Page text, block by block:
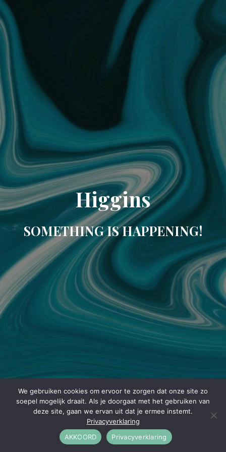
Higgins
SOMETHING IS HAPPENING!
We gebruiken cookies om ervoor te zorgen dat onze site zo
soepel mogelijk draait. Als je doorgaat met het gebruiken van
deze site, gaan we ervan uit dat je ermee instemt.
Privacyverklaring
AKKOORD
Privacyverklaring